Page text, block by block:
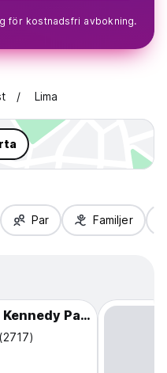
för kostnadsfri avbokning.
Lima
Par Familjer
Alpes Lima Kennedy Park
(2717)